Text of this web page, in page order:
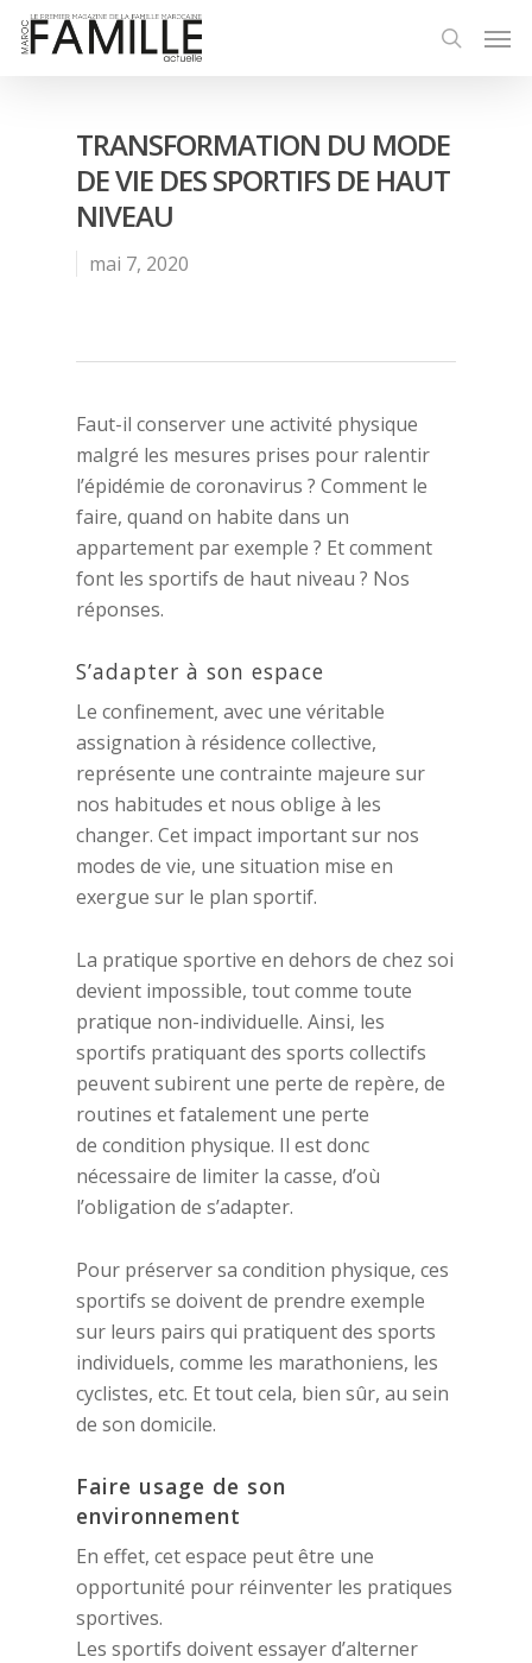
TRANSFORMATION DU MODE
DE VIE DES SPORTIFS DE HAUT
NIVEAU
mai 7, 2020
Faut-il conserver une activité physique
malgré les mesures prises pour ralentir
l’épidémie de coronavirus ? Comment le
faire, quand on habite dans un
appartement par exemple ? Et comment
font les sportifs de haut niveau ? Nos
réponses.
S’adapter à son espace
Le confinement, avec une véritable
assignation à résidence collective,
représente une contrainte majeure sur
nos habitudes et nous oblige à les
changer. Cet impact important sur nos
modes de vie, une situation mise en
exergue sur le plan sportif.
La pratique sportive en dehors de chez soi
devient impossible, tout comme toute
pratique non-individuelle. Ainsi, les
sportifs pratiquant des sports collectifs
peuvent subirent une perte de repère, de
routines et fatalement une perte
de condition physique. Il est donc
nécessaire de limiter la casse, d’où
l’obligation de s’adapter.
Pour préserver sa condition physique, ces
sportifs se doivent de prendre exemple
sur leurs pairs qui pratiquent des sports
individuels, comme les marathoniens, les
cyclistes, etc. Et tout cela, bien sûr, au sein
de son domicile.
Faire usage de son
environnement
En effet, cet espace peut être une
opportunité pour réinventer les pratiques
sportives.
Les sportifs doivent essayer d’alterner